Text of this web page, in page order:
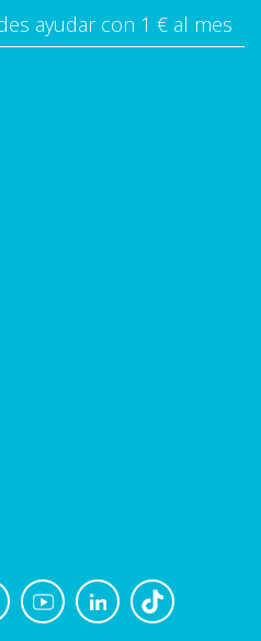
ayudar con 1 € al mes